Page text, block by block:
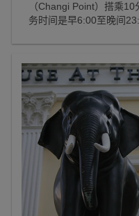
（Changi Point）搭乘
务时间是早6:00至晚间